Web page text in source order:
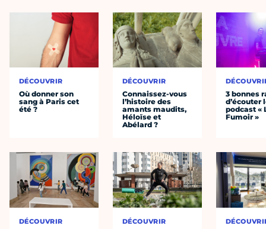
DÉCOUVRIR
Où donner son
sang à Paris cet
été ?
DÉCOUVRIR
DÉCOUVRIR
Connaissez-vous
l’histoire des
amants maudits,
Héloïse et
Abélard ?
DÉCOUVRIR
3 bonnes
d’écouter
podcast «
Fumoir »